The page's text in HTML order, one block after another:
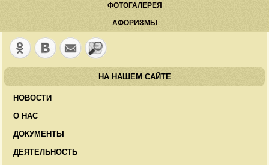
ФОТОГАЛЕРЕЯ
АФОРИЗМЫ
НА НАШЕМ САЙТЕ
НОВОСТИ
О НАС
ДОКУМЕНТЫ
ДЕЯТЕЛЬНОСТЬ